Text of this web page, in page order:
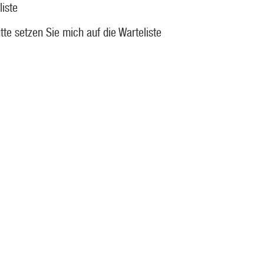
setzen Sie mich auf die Warteliste